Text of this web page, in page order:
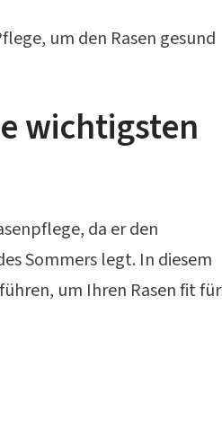
um den Rasen gesund
wichtigsten
da er den
Sommers legt. In diesem
um Ihren Rasen fit für